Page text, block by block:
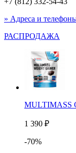
» Адреса и
РАСПРОДАЖА
MULTIMASS
1 390 ₽
-70%